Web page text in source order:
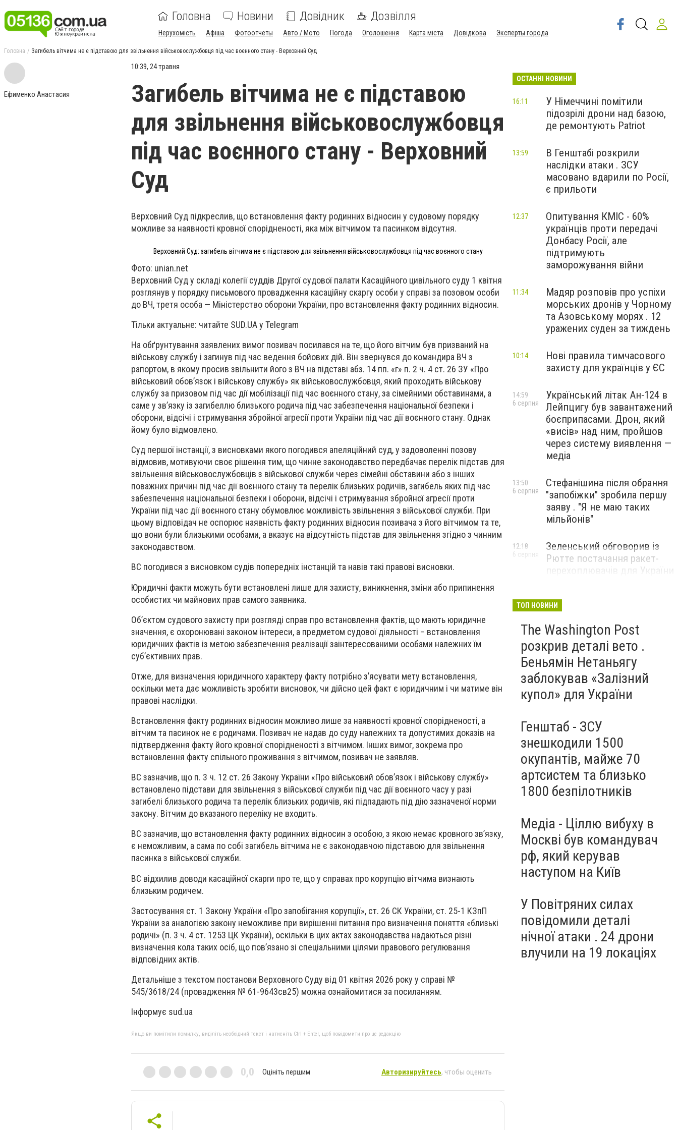
Головна Новини Довідник Дозвілля
Нерухомість Афіша Фотоотчеты Авто / Мото Погода Оголошення Карта міста Довідкова Эксперты города
Головна Загибель вітчима не є підставою для звільнення військовослужбовця під час воєнного стану - Верховний Суд
Ефименко Анастасия
10:39, 24 травня
Загибель вітчима не є підставою
для звільнення військовослужбовця
під час воєнного стану - Верховний
Суд
Верховний Суд підкреслив, що встановлення факту родинних відносин у судовому порядку
можливе за наявності кровної спорідненості, яка між вітчимом та пасинком відсутня.
Верховний Суд: загибель вітчима не є підставою для звільнення військовослужбовця під час воєнного стану
Фото: unian.net
Верховний Суд у складі колегії суддів Другої судової палати Касаційного цивільного суду 1 квітня
розглянув у порядку письмового провадження касаційну скаргу особи у справі за позовом особи
до ВЧ, третя особа — Міністерство оборони України, про встановлення факту родинних відносин.
Тільки актуальне: читайте SUD.UA у Telegram
На обґрунтування заявлених вимог позивач посилався на те, що його вітчим був призваний на
військову службу і загинув під час ведення бойових дій. Він звернувся до командира ВЧ з
рапортом, в якому просив звільнити його з ВЧ на підставі абз. 14 пп. «г» п. 2 ч. 4 ст. 26 ЗУ «Про
військовий обов’язок і військову службу» як військовослужбовця, який проходить військову
службу за призовом під час дії мобілізації під час воєнного стану, за сімейними обставинами, а
саме у зв’язку із загибеллю близького родича під час забезпечення національної безпеки і
оборони, відсічі і стримування збройної агресії проти України під час дії воєнного стану. Однак
йому було відмовлено.
Суд першої інстанції, з висновками якого погодився апеляційний суд, у задоволенні позову
відмовив, мотивуючи своє рішення тим, що чинне законодавство передбачає перелік підстав для
звільнення військовослужбовців з військової служби через сімейні обставини або з інших
поважних причин під час дії воєнного стану та перелік близьких родичів, загибель яких під час
забезпечення національної безпеки і оборони, відсічі і стримування збройної агресії проти
України під час дії воєнного стану обумовлює можливість звільнення з військової служби. При
цьому відповідач не оспорює наявність факту родинних відносин позивача з його вітчимом та те,
що вони були близькими особами, а вказує на відсутність підстав для звільнення згідно з чинним
законодавством.
ВС погодився з висновком судів попередніх інстанцій та навів такі правові висновки.
Юридичні факти можуть бути встановлені лише для захисту, виникнення, зміни або припинення
особистих чи майнових прав самого заявника.
Об’єктом судового захисту при розгляді справ про встановлення фактів, що мають юридичне
значення, є охоронювані законом інтереси, а предметом судової діяльності – встановлення
юридичних фактів із метою забезпечення реалізації заінтересованими особами належних їм
суб’єктивних прав.
Отже, для визначення юридичного характеру факту потрібно з’ясувати мету встановлення,
оскільки мета дає можливість зробити висновок, чи дійсно цей факт є юридичним і чи матиме він
правові наслідки.
Встановлення факту родинних відносин можливо лише за наявності кровної спорідненості, а
вітчим та пасинок не є родичами. Позивач не надав до суду належних та допустимих доказів на
підтвердження факту його кровної спорідненості з вітчимом. Інших вимог, зокрема про
встановлення факту спільного проживання з вітчимом, позивач не заявляв.
ВС зазначив, що п. 3 ч. 12 ст. 26 Закону України «Про військовий обов’язок і військову службу»
встановлено підстави для звільнення з військової служби під час дії воєнного часу у разі
загибелі близького родича та перелік близьких родичів, які підпадають під дію зазначеної норми
закону. Вітчим до вказаного переліку не входить.
ВС зазначив, що встановлення факту родинних відносин з особою, з якою немає кровного зв’язку,
є неможливим, а сама по собі загибель вітчима не є законодавчою підставою для звільнення
пасинка з військової служби.
ВС відхилив доводи касаційної скарги про те, що у справах про корупцію вітчима визнають
близьким родичем.
Застосування ст. 1 Закону України «Про запобігання корупції», ст. 26 СК України, ст. 25-1 КЗпП
України за аналогією закону неможливе при вирішенні питання про визначення поняття «близькі
родичі» (п. 3 ч. 4 ст. 1253 ЦК України), оскільки в цих актах законодавства надаються різні
визначення кола таких осіб, що пов’язано зі спеціальними цілями правового регулювання
відповідних актів.
Детальніше з текстом постанови Верховного Суду від 01 квітня 2026 року у справі №
545/3618/24 (провадження № 61-9643св25) можна ознайомитися за посиланням.
Інформує sud.ua
Якщо ви помітили помилку, виділіть необхідний текст і натисніть Ctrl + Enter, щоб повідомити про це редакцію
0,0 Оцініть першим Авторизируйтесь, чтобы оценить
ОСТАННІ НОВИНИ
У Німеччині помітили
підозрілі дрони над базою,
де ремонтують Patriot
16:11
В Генштабі розкрили
наслідки атаки . ЗСУ
масовано вдарили по Росії,
є прильоти
13:59
Опитування КМІС - 60%
українців проти передачі
Донбасу Росії, але
підтримують
заморожування війни
12:37
Мадяр розповів про успіхи
морських дронів у Чорному
та Азовському морях . 12
уражених суден за тиждень
11:34
Нові правила тимчасового
захисту для українців у ЄС
10:14
Український літак Ан-124 в
Лейпцигу був завантажений
боєприпасами. Дрон, який
«висів» над ним, пройшов
через систему виявлення —
медіа
14:59
6 серпня
Стефанішина після обрання
"запобіжки" зробила першу
заяву . "Я не маю таких
мільйонів"
13:50
6 серпня
Зеленський обговорив із
Рютте постачання ракет-
перехоплювачів для України
12:18
6 серпня
ТОП НОВИНИ
The Washington Post
розкрив деталі вето .
Беньямін Нетаньягу
заблокував «Залізний
купол» для України
Генштаб - ЗСУ
знешкодили 1500
окупантів, майже 70
артсистем та близько
1800 безпілотників
Медіа - Ціллю вибуху в
Москві був командувач
рф, який керував
наступом на Київ
У Повітряних силах
повідомили деталі
нічної атаки . 24 дрони
влучили на 19 локаціях